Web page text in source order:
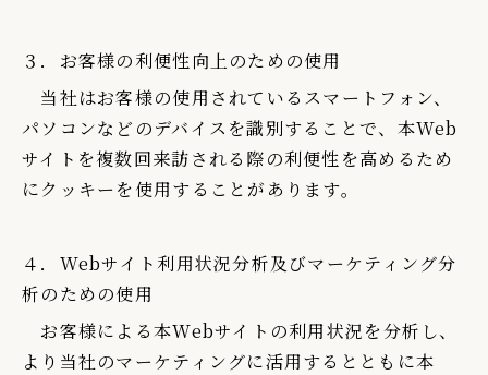
３．お客様の利便性向上のための使用
当社はお客様の使用されているスマートフォン、
パソコンなどのデバイスを識別することで、本Web
サイトを複数回来訪される際の利便性を高めるため
にクッキーを使用することがあります。
４．Webサイト利用状況分析及びマーケティング分
析のための使用
お客様による本Webサイトの利用状況を分析し、
より当社のマーケティングに活用するとともに本